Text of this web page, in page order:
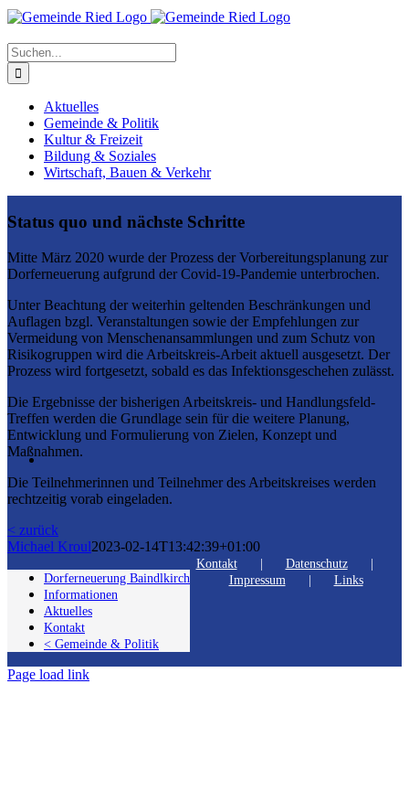
Suche
nach:
Aktuelles
Gemeinde & Politik
Kultur & Freizeit
Bildung & Soziales
Wirtschaft, Bauen & Verkehr
Status quo und nächste Schritte
Mitte März 2020 wurde der Prozess der Vorbereitungsplanung zur
Dorferneuerung aufgrund der Covid-19-Pandemie unterbrochen.
Unter Beachtung der weiterhin geltenden Beschränkungen und
Auflagen bzgl. Veranstaltungen sowie der Empfehlungen zur
Vermeidung von Menschenansammlungen und zum Schutz von
Risikogruppen wird die Arbeitskreis-Arbeit aktuell ausgesetzt. Der
Prozess wird fortgesetzt, sobald es das Infektionsgeschehen zulässt.
Die Ergebnisse der bisherigen Arbeitskreis- und Handlungsfeld-
Treffen werden die Grundlage sein für die weitere Planung,
Entwicklung und Formulierung von Zielen, Konzept und
Maßnahmen.
Die Teilnehmerinnen und Teilnehmer des Arbeitskreises werden
rechtzeitig vorab eingeladen.
< zurück
Michael Kroul2023-02-14T13:42:39+01:00
Dorferneuerung Baindlkirch
Informationen
Aktuelles
Kontakt
< Gemeinde & Politik
Kontakt
Datenschutz
Impressum
Links
Page load link